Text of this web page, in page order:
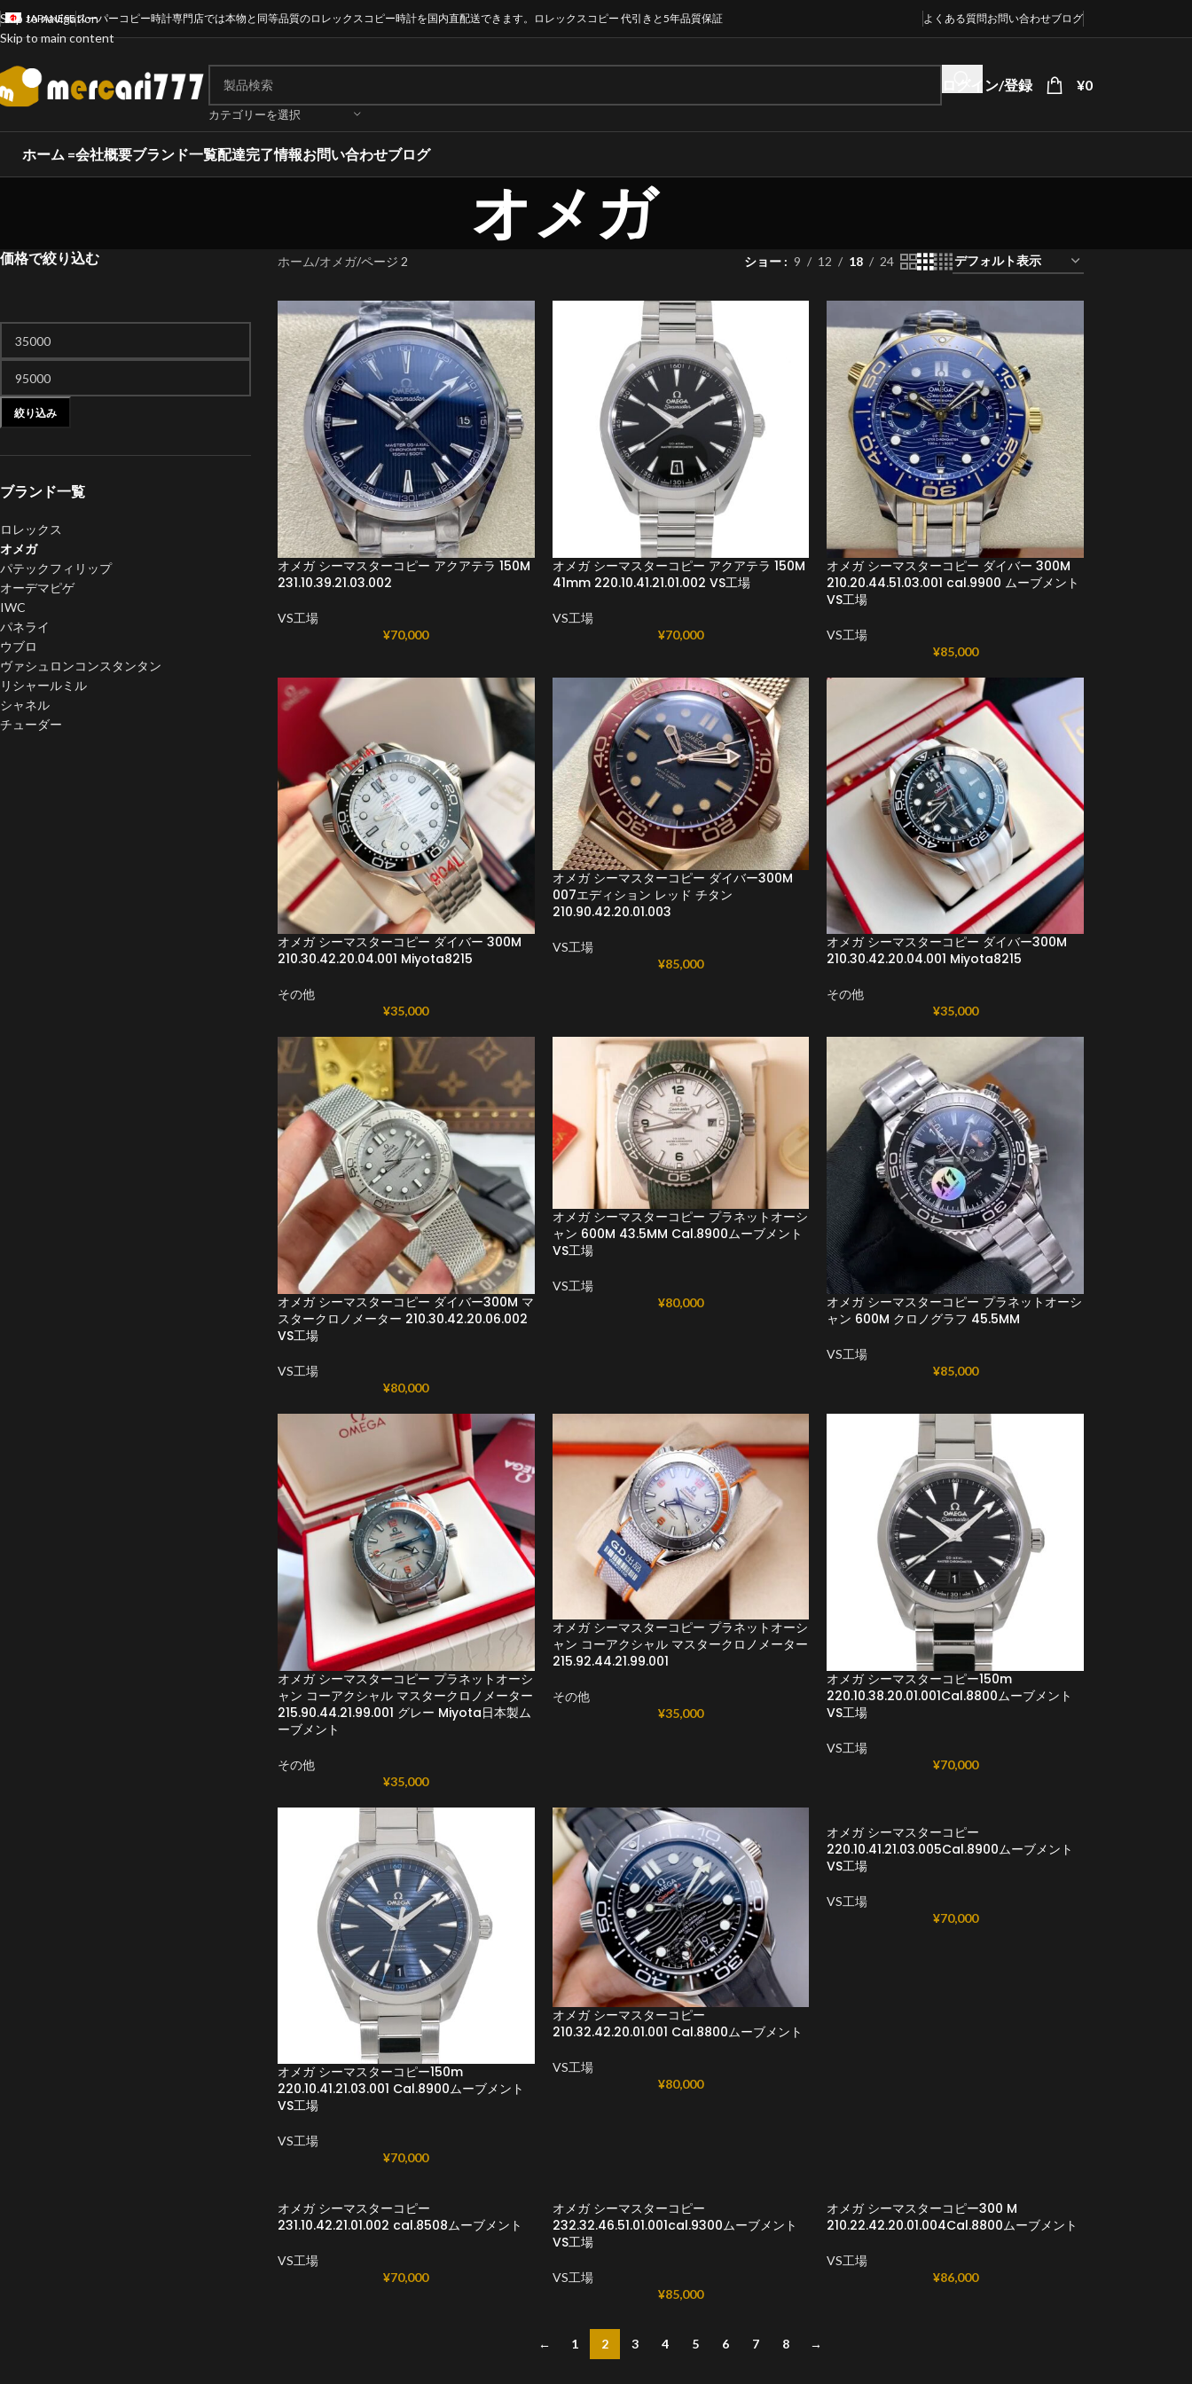
Skip to navigation
Skip to main content
JAPANESEスーパーコピー時計専門店では本物と同等品質のロレックスコピー時計を国内直配送できます。ロレックスコピー 代引きと5年品質保証 よくある質問お問い合わせブログ
カテゴリーを選択
ログイン/登録 ¥0
ホーム =会社概要ブランド一覧配達完了情報お問い合わせブログ
オメガ
価格で絞り込む
絞り込み
ブランド一覧
ロレックス
オメガ
パテックフィリップ
オーデマピゲ
IWC
パネライ
ウブロ
ヴァシュロンコンスタンタン
リシャールミル
シャネル
チューダー
ホーム オメガ ページ 2 ショー 9 12 18 24
オメガ シーマスターコピー アクアテラ 150M
231.10.39.21.03.002
VS工場
¥70,000
オメガ シーマスターコピー アクアテラ 150M
41mm 220.10.41.21.01.002 VS工場
VS工場
¥70,000
オメガ シーマスターコピー ダイバー 300M
210.20.44.51.03.001 cal.9900 ムーブメント
VS工場
VS工場
¥85,000
オメガ シーマスターコピー ダイバー 300M
210.30.42.20.04.001 Miyota8215
その他
¥35,000
オメガ シーマスターコピー ダイバー300M
007エディション レッド チタン
210.90.42.20.01.003
VS工場
¥85,000
オメガ シーマスターコピー ダイバー300M
210.30.42.20.04.001 Miyota8215
その他
¥35,000
オメガ シーマスターコピー ダイバー300M マ
スタークロノメーター 210.30.42.20.06.002
VS工場
VS工場
¥80,000
オメガ シーマスターコピー プラネットオーシ
ャン 600M 43.5MM Cal.8900ムーブメント
VS工場
VS工場
¥80,000
オメガ シーマスターコピー プラネットオーシ
ャン 600M クロノグラフ 45.5MM
VS工場
¥85,000
オメガ シーマスターコピー プラネットオーシ
ャン コーアクシャル マスタークロノメーター
215.90.44.21.99.001 グレー Miyota日本製ム
ーブメント
その他
¥35,000
オメガ シーマスターコピー プラネットオーシ
ャン コーアクシャル マスタークロノメーター
215.92.44.21.99.001
その他
¥35,000
オメガ シーマスターコピー150m
220.10.38.20.01.001Cal.8800ムーブメント
VS工場
VS工場
¥70,000
オメガ シーマスターコピー150m
220.10.41.21.03.001 Cal.8900ムーブメント
VS工場
VS工場
¥70,000
オメガ シーマスターコピー
210.32.42.20.01.001 Cal.8800ムーブメント
VS工場
¥80,000
オメガ シーマスターコピー
220.10.41.21.03.005Cal.8900ムーブメント
VS工場
VS工場
¥70,000
オメガ シーマスターコピー
231.10.42.21.01.002 cal.8508ムーブメント
VS工場
¥70,000
オメガ シーマスターコピー
232.32.46.51.01.001cal.9300ムーブメント
VS工場
VS工場
¥85,000
オメガ シーマスターコピー300 M
210.22.42.20.01.004Cal.8800ムーブメント
VS工場
¥86,000
← 1 2 3 4 5 6 7 8 →